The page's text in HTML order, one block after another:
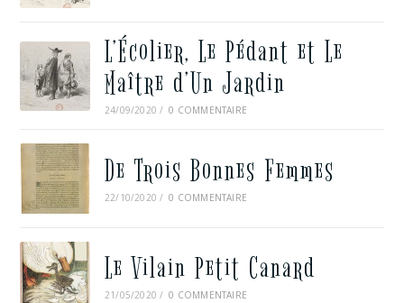
L’Écolier, Le Pédant et Le
Maître d’Un Jardin
24/09/2020 / 0 COMMENTAIRE
De Trois Bonnes Femmes
22/10/2020 / 0 COMMENTAIRE
Le Vilain Petit Canard
21/05/2020 / 0 COMMENTAIRE